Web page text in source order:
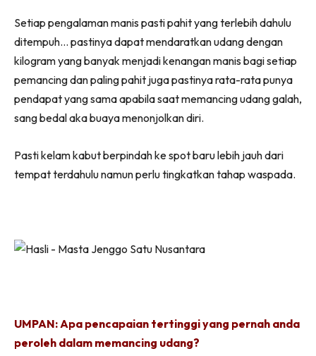
Setiap pengalaman manis pasti pahit yang terlebih dahulu
ditempuh… pastinya dapat mendaratkan udang dengan
kilogram yang banyak menjadi kenangan manis bagi setiap
pemancing dan paling pahit juga pastinya rata-rata punya
pendapat yang sama apabila saat memancing udang galah,
sang bedal aka buaya menonjolkan diri.
Pasti kelam kabut berpindah ke spot baru lebih jauh dari
tempat terdahulu namun perlu tingkatkan tahap waspada.
UMPAN: Apa pencapaian tertinggi yang pernah anda
peroleh dalam memancing udang?